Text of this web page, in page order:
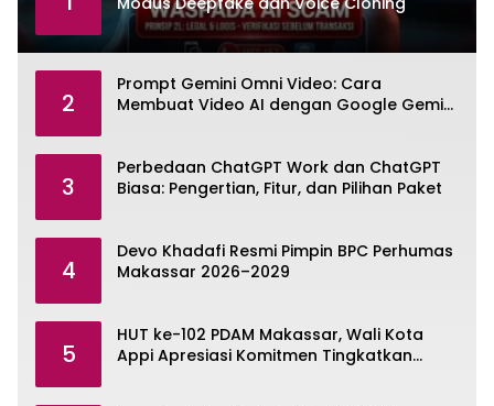
2
Prompt Gemini Omni Video: Cara
Membuat Video AI dengan Google Gemini
3
Perbedaan ChatGPT Work dan ChatGPT
Biasa: Pengertian, Fitur, dan Pilihan Paket
4
Devo Khadafi Resmi Pimpin BPC Perhumas
Makassar 2026–2029
5
HUT ke-102 PDAM Makassar, Wali Kota
Appi Apresiasi Komitmen Tingkatkan